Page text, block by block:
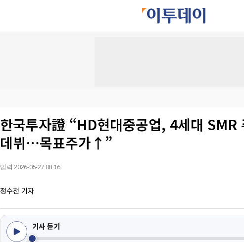
한국투자證 “HD현대중공업, 4세대 SMR
데뷔⋯목표주가↑”
입력 2026-05-27 08:16
정수천 기자
기사 듣기